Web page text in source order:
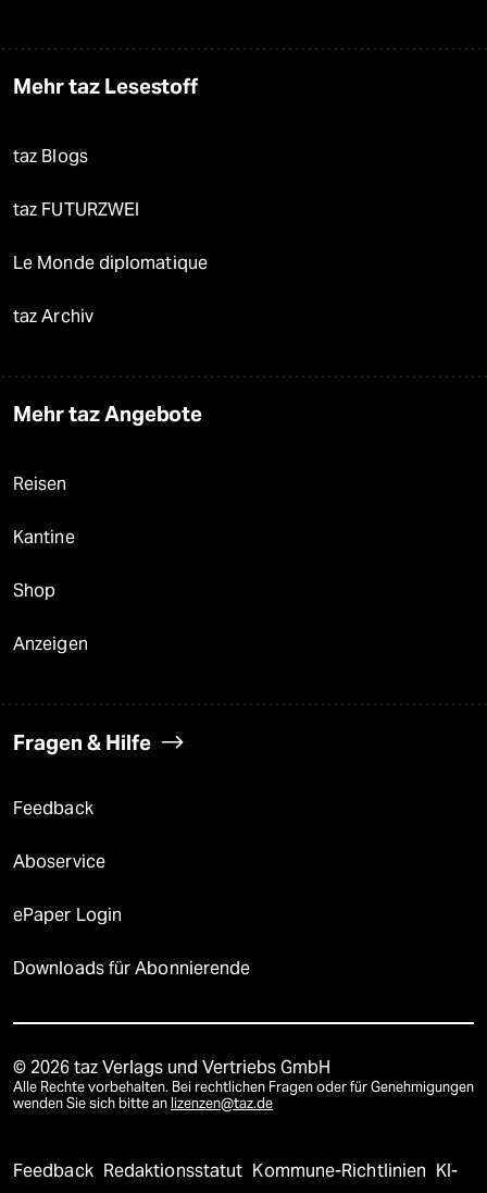
Mehr taz Lesestoff
taz Blogs
taz FUTURZWEI
Le Monde diplomatique
taz Archiv
Mehr taz Angebote
Reisen
Kantine
Shop
Anzeigen
Fragen & Hilfe
Feedback
Aboservice
ePaper Login
Downloads für Abonnierende
© 2026 taz Verlags und Vertriebs GmbH
Alle Rechte vorbehalten. Bei rechtlichen Fragen oder für Genehmigungen
wenden Sie sich bitte an lizenzen@taz.de
Feedback Redaktionsstatut Kommune-Richtlinien KI-